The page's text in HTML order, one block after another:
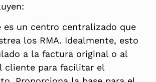
es un centro centralizado que
los RMA. Idealmente, esto
a la factura original o al
cliente para facilitar el